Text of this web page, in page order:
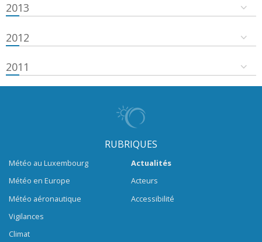
2013
2012
2011
RUBRIQUES
Météo au Luxembourg
Météo en Europe
Météo aéronautique
Vigilances
Climat
Actualités
Acteurs
Accessibilité